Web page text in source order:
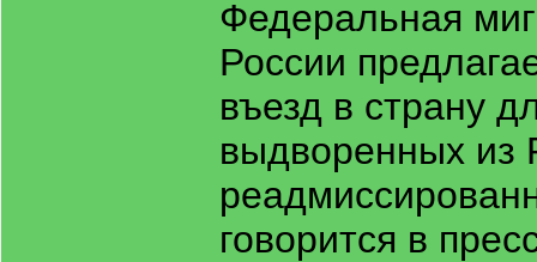
Федеральная
России
въезд в страну
выдворенных из
говорится в